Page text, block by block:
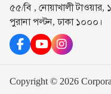
৫৫/বি , নোয়াখালী
পুরানা পল্টন, ঢাকা ১০০০।
Copyright © 2026